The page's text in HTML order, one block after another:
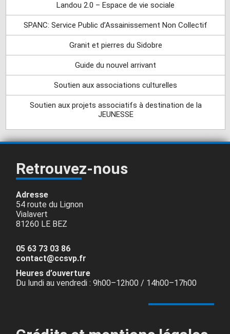
Landou 2.0 – Espace de vie sociale
SPANC: Service Public d’Assainissement Non Collectif
Granit et pierres du Sidobre
Guide du nouvel arrivant
Soutien aux associations culturelles
Soutien aux projets associatifs à destination de la
JEUNESSE
Retrouvez-nous
Adresse
54 route du Lignon
Vialavert
81260 LE BEZ
05 63 73 03 86
contact@ccsvp.fr
Heures d’ouverture
Du lundi au vendredi : 9h00–12h00 / 14h00–17h00